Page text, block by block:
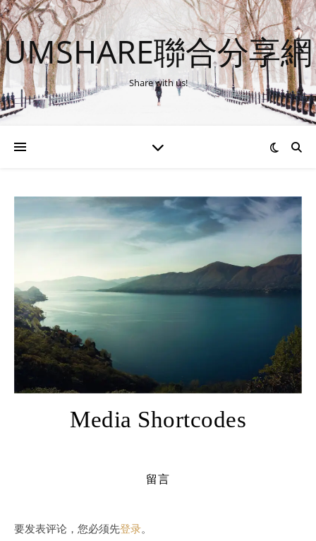
UMSHARE聯合分享網
Share with us!
Media Shortcodes
留言
要发表评论，您必须先登录。